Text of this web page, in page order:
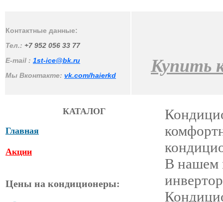
Контактные данные:
Тел.: +7 952 056 33 77
E-mail : 1st-ice@bk.ru
Мы Вконтакте: vk.com/haierkd Купить
КАТАЛОГ
Главная
Акции
Цены на кондиционеры:
В нашем